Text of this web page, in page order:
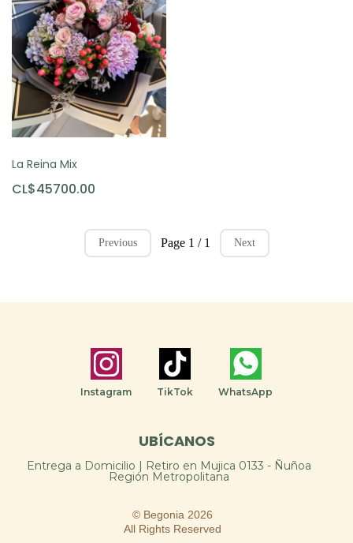
La Reina Mix
CL$45700.00
Previous Page 1 / 1 Next
Instagram TikTok WhatsApp
UBÍCANOS
Entrega a Domicilio | Retiro en Mujica 0133 - Ñuñoa
Región Metropolitana
© Begonia 2026
All Rights Reserved